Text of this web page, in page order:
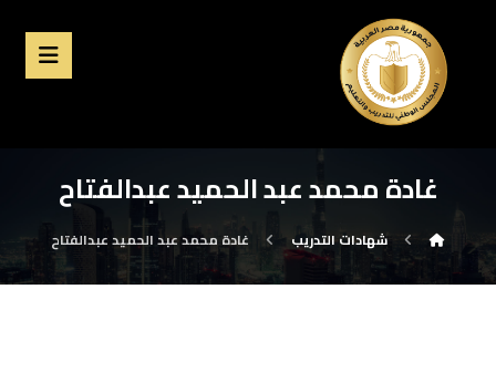
غادة محمد عبد الحميد عبدالفتاح
شهادات التدريب غادة محمد عبد الحميد عبدالفتاح